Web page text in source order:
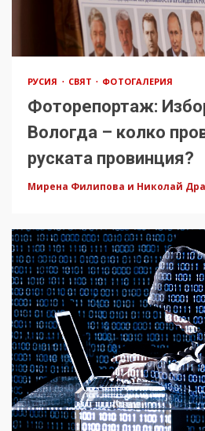
РУСИЯ СВЯТ ФОТОГАЛЕРИЯ
Фоторепортаж:
Вологда – колко
руската провинция?
Мирена Филипова и Николай